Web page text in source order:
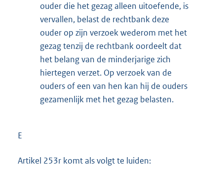
ouder die het gezag alleen uitoefende, is
vervallen, belast de rechtbank deze
ouder op zijn verzoek wederom met het
gezag tenzij de rechtbank oordeelt dat
het belang van de minderjarige zich
hiertegen verzet. Op verzoek van de
ouders of een van hen kan hij de ouders
gezamenlijk met het gezag belasten.
E
Artikel 253r komt als volgt te luiden: